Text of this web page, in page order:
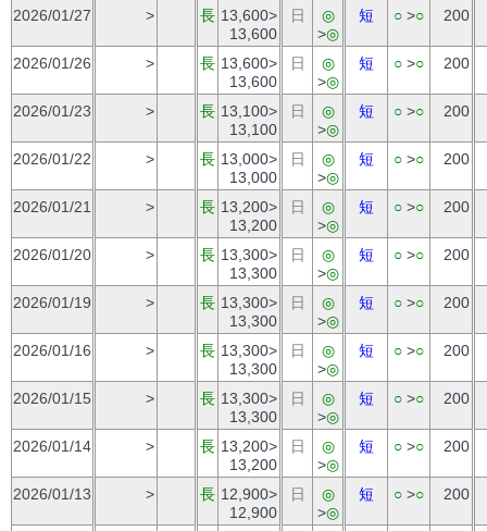
2026/01/27 > 長 13,600>
13,600
日
◎
>◎
短 ○ >○ 200
2026/01/26 > 長 13,600>
13,600
日
◎
>◎
短 ○ >○ 200
2026/01/23 > 長 13,100>
13,100
日
◎
>◎
短 ○ >○ 200
2026/01/22 > 長 13,000>
13,000
日
◎
>◎
短 ○ >○ 200
2026/01/21 > 長 13,200>
13,200
日
◎
>◎
短 ○ >○ 200
2026/01/20 > 長 13,300>
13,300
日
◎
>◎
短 ○ >○ 200
2026/01/19 > 長 13,300>
13,300
日
◎
>◎
短 ○ >○ 200
2026/01/16 > 長 13,300>
13,300
日
◎
>◎
短 ○ >○ 200
2026/01/15 > 長 13,300>
13,300
日
◎
>◎
短 ○ >○ 200
2026/01/14 > 長 13,200>
13,200
日
◎
>◎
短 ○ >○ 200
2026/01/13 > 長 12,900>
12,900
日
◎
>◎
短 ○ >○ 200